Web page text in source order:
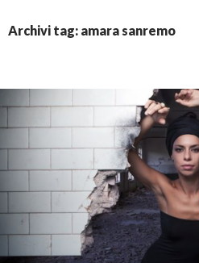
Archivi tag: amara sanremo